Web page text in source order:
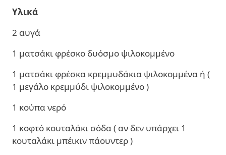
Υλικά
2 αυγά
1 ματσάκι φρέσκο δυόσμο ψιλοκομμένο
1 ματσάκι φρέσκα κρεμμυδάκια ψιλοκομμένα ή (
1 μεγάλο κρεμμύδι ψιλοκομμένο )
1 κούπα νερό
1 κοφτό κουταλάκι σόδα ( αν δεν υπάρχει 1
κουταλάκι μπέικιν πάουντερ )